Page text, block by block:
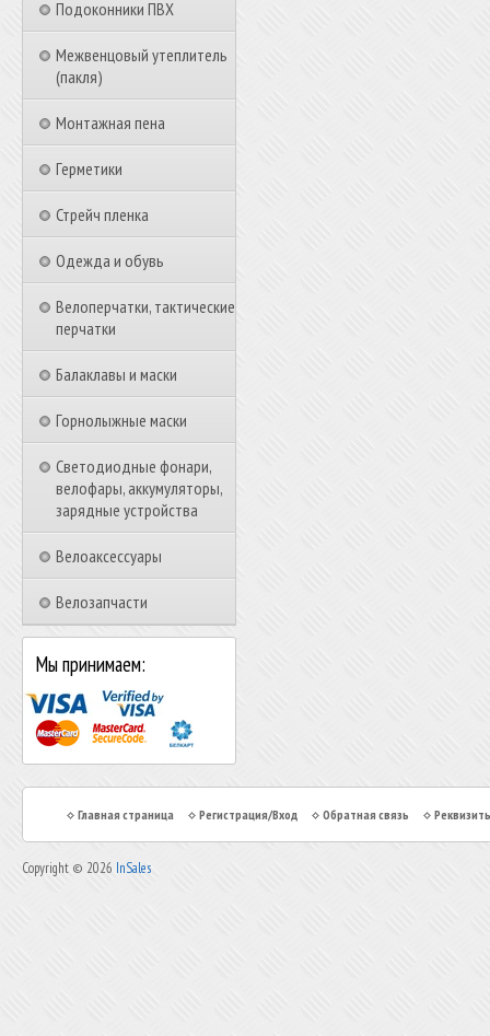
Подоконники ПВХ
Межвенцовый утеплитель
(пакля)
Монтажная пена
Герметики
Стрейч пленка
Одежда и обувь
Велоперчатки, тактические
перчатки
Балаклавы и маски
Горнолыжные маски
Светодиодные фонари,
велофары, аккумуляторы,
зарядные устройства
Велоаксессуары
Велозапчасти
Мы принимаем:
Главная страница Регистрация/Вход Обратная связь
Copyright © 2026 InSales